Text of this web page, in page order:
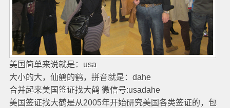
美国简单来说就是：usa
大小的大，仙鹤的鹤，拼音就是：dahe
合并起来美国签证找大鹤 微信号:usadahe
美国签证找大鹤是从2005年开始研究美国各类签证的，包